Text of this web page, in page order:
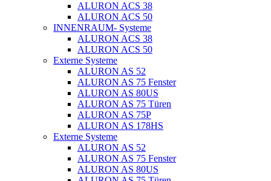
ALURON ACS 38
ALURON ACS 50
INNENRAUM- Systeme
ALURON ACS 38
ALURON ACS 50
Externe Systeme
ALURON AS 52
ALURON AS 75 Fenster
ALURON AS 80US
ALURON AS 75 Türen
ALURON AS 75P
ALURON AS 178HS
Externe Systeme
ALURON AS 52
ALURON AS 75 Fenster
ALURON AS 80US